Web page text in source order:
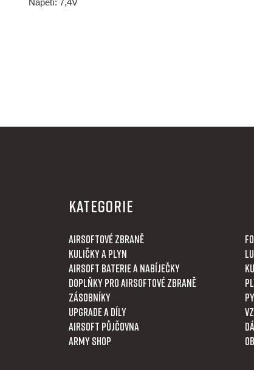
Napětí: 7,4V
KATEGORIE
Airsoftové zbraně
Kuličky a plyn
Airsoft baterie a nabíječky
Doplňky pro airsoftové zbraně
Zásobníky
Upgrade a díly
Airsoft půjčovna
Army shop